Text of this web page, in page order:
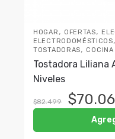
HOGAR , OFERTAS,
ELECTRODOMÉSTICOS
TOSTADORAS, COCINA
Tostadora Liliana
Niveles
$82.499 $